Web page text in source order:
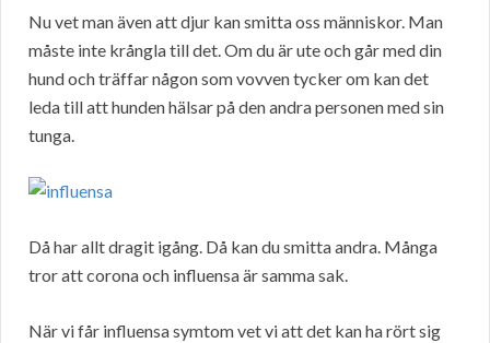
Nu vet man även att djur kan smitta oss människor. Man
måste inte krångla till det. Om du är ute och går med din
hund och träffar någon som vovven tycker om kan det
leda till att hunden hälsar på den andra personen med sin
tunga.
Då har allt dragit igång. Då kan du smitta andra. Många
tror att corona och influensa är samma sak.
När vi får influensa symtom vet vi att det kan ha rört sig